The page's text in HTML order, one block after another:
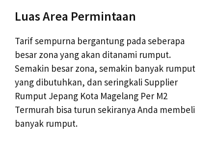
Luas Area Permintaan
Tarif sempurna bergantung pada seberapa
besar zona yang akan ditanami rumput.
Semakin besar zona, semakin banyak rumput
yang dibutuhkan, dan seringkali Supplier
Rumput Jepang Kota Magelang Per M2
Termurah bisa turun sekiranya Anda membeli
banyak rumput.